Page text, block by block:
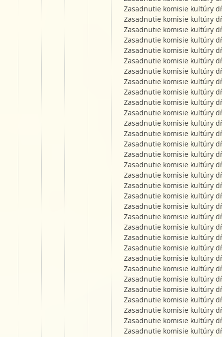
Zasadnutie komisie kultúry
Zasadnutie komisie kultúry
Zasadnutie komisie kultúry
Zasadnutie komisie kultúry
Zasadnutie komisie kultúry
Zasadnutie komisie kultúry
Zasadnutie komisie kultúry
Zasadnutie komisie kultúry
Zasadnutie komisie kultúry
Zasadnutie komisie kultúry
Zasadnutie komisie kultúry
Zasadnutie komisie kultúry
Zasadnutie komisie kultúry
Zasadnutie komisie kultúry
Zasadnutie komisie kultúry
Zasadnutie komisie kultúry
Zasadnutie komisie kultúry
Zasadnutie komisie kultúry
Zasadnutie komisie kultúry
Zasadnutie komisie kultúry
Zasadnutie komisie kultúry
Zasadnutie komisie kultúry
Zasadnutie komisie kultúry
Zasadnutie komisie kultúry
Zasadnutie komisie kultúry
Zasadnutie komisie kultúry
Zasadnutie komisie kultúry
Zasadnutie komisie kultúry
Zasadnutie komisie kultúry
Zasadnutie komisie kultúry
Zasadnutie komisie kultúry
Zasadnutie komisie kultúry